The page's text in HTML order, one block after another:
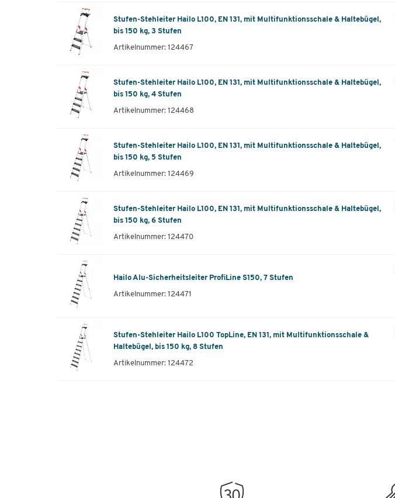
Stufen-Stehleiter Hailo L100, EN 131, mit Multifunktionsschale & Haltebügel,
bis 150 kg, 3 Stufen
Artikelnummer: 124467
Stufen-Stehleiter Hailo L100, EN 131, mit Multifunktionsschale & Haltebügel,
bis 150 kg, 4 Stufen
Artikelnummer: 124468
Stufen-Stehleiter Hailo L100, EN 131, mit Multifunktionsschale & Haltebügel,
bis 150 kg, 5 Stufen
Artikelnummer: 124469
Stufen-Stehleiter Hailo L100, EN 131, mit Multifunktionsschale & Haltebügel,
bis 150 kg, 6 Stufen
Artikelnummer: 124470
Hailo Alu-Sicherheitsleiter ProfiLine S150, 7 Stufen
Artikelnummer: 124471
Stufen-Stehleiter Hailo L100 TopLine, EN 131, mit Multifunktionsschale &
Haltebügel, bis 150 kg, 8 Stufen
Artikelnummer: 124472